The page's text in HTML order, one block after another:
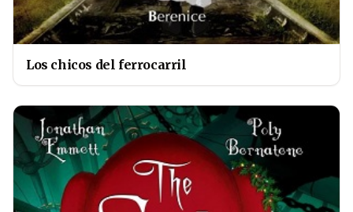
Los chicos del ferrocarril